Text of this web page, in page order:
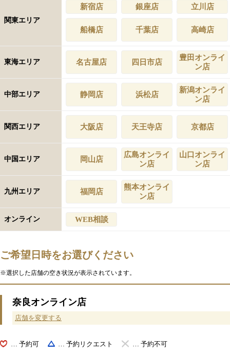
関東エリア
新宿店 銀座店 立川店
船橋店 千葉店 高崎店
東海エリア 名古屋店 四日市店
豊田オンライ
ン店
中部エリア 静岡店 浜松店
新潟オンライ
ン店
関西エリア 大阪店 天王寺店 京都店
中国エリア 岡山店
広島オンライ
ン店
山口オンライ
ン店
九州エリア 福岡店
熊本オンライ
ン店
オンライン WEB相談
ご希望日時をお選びください
※選択した店舗の空き状況が表示されています。
奈良オンライン店
店舗を変更する
… 予約可 … 予約リクエスト … 予約不可